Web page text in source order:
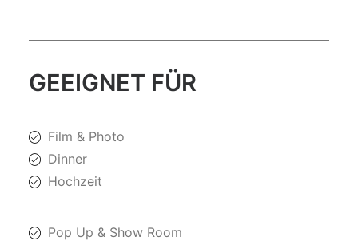
GEEIGNET FÜR
Film & Photo
Dinner
Hochzeit
Pop Up & Show Room